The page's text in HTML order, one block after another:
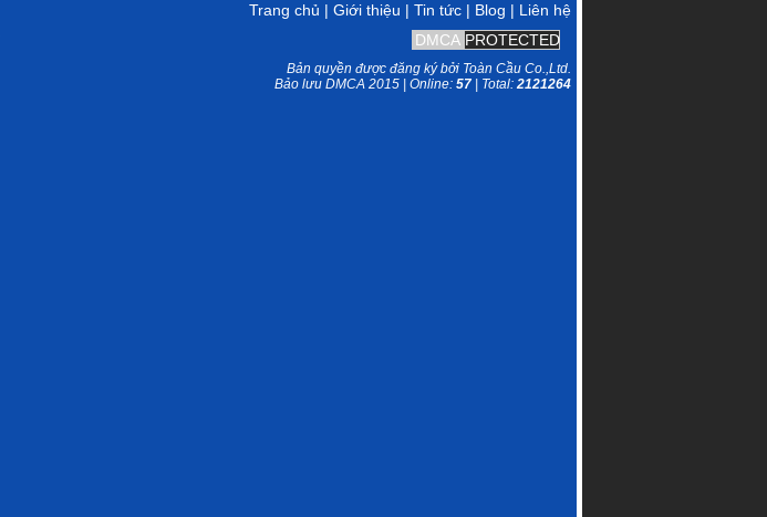
Trang chủ | Giới thiệu | Tin tức | Blog | Liên hệ
DMCA PROTECTED
Bản quyền được đăng ký bởi Toàn Cầu Co.,Ltd.
Bảo lưu DMCA 2015 | Online: 57 | Total: 2121264